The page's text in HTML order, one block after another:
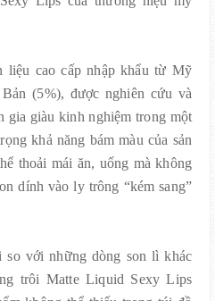
liệu cao cấp nhập khẩu từ Mỹ
(5%), được nghiên cứu và
gia giàu kinh nghiệm trong một
khả năng bám màu của sản
thoải mái ăn, uống mà không
dính vào ly trông “kém sang”
với những dòng son lì khác
trôi Matte Liquid Sexy Lips